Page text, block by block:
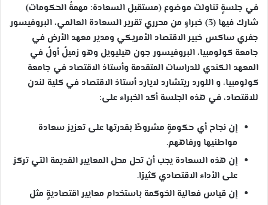
في جلسةٍ تناولت موضوع (مستقبل السعادة: مهمةُ الحكومات)
شارك فيها (3) خبراءٍ من محرري تقرير السعادة العالمي، البروفيسور
جفري ساكس خبير الاقتصاد الأمريكي ومدير معهد الأرض في
جامعة كولومبيا، البروفيسور جون هيليويل وهو زميلٌ أولٌ في
المعهد الكندي للدراسات المتقدمة وأستاذ الاقتصاد في جامعة
كولومبيا، و اللورد ريتشارد لايارد أستاذ الاقتصاد في كلية لندن
للاقتصاد، في هذه الجلسة أكد الخبراء على:
إن نجاح أي حكومةٍ مشروطٌ بقدرتها على تعزيز سعادة
مواطنيها ورفاههم.
إن هذه السعادة يجب أن تحل محل المعايير القديمة التي تركز
على الأداء الاقتصادي كثيرًا.
إن قياس فعالية الحَوكمة باستخدام معايير اقتصاديةٍ مثل